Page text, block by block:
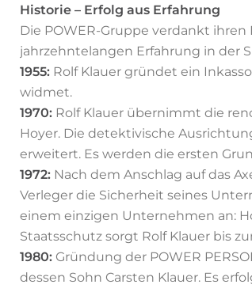
Historie – Erfolg aus Erfahrung
Die POWER-Gruppe verdankt
jahrzehntelangen Erfahrung in der
1955: Rolf Klauer gründet ein
widmet.
1970: Rolf Klauer übernimmt die
Hoyer. Die detektivische
erweitert. Es werden die ersten
1972: Nach dem Anschlag auf das
Verleger die Sicherheit seines
einem einzigen Unternehmen an:
Staatsschutz sorgt Rolf Klauer bis
1980: Gründung der POWER
dessen Sohn Carsten Klauer. Es